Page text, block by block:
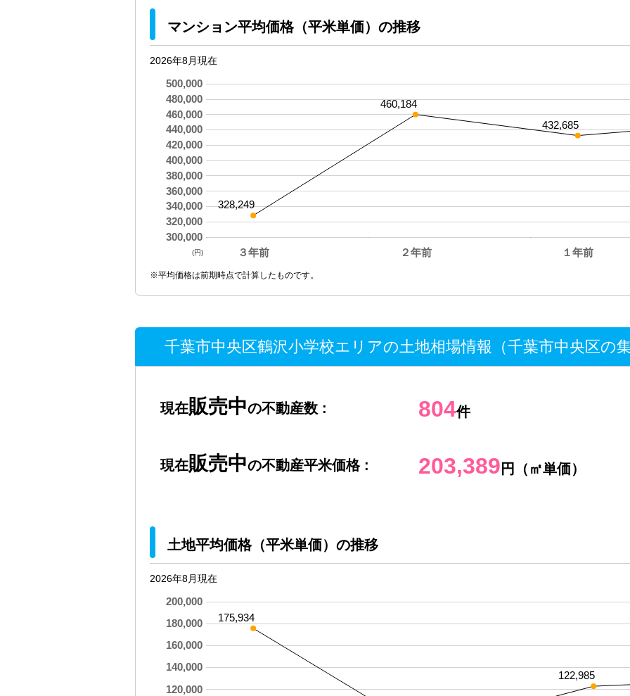
マンション平均価格（平米単価）の推移
2026年8月現在
３年前 ２年前 １年前
300,000
320,000
340,000
360,000
380,000
400,000
420,000
440,000
460,000
480,000
500,000
328,249
460,184
432,685
(円)
※平均価格は前期時点で計算したものです。
千葉市中央区鶴沢小学校エリアの土地相場情報（千葉市中央区の
現在販売中の不動産数 : 804件
現在販売中の不動産平米価格 : 203,389 円（㎡単価）
土地平均価格（平米単価）の推移
2026年8月現在
120,000
140,000
160,000
180,000
200,000
175,934
122,985